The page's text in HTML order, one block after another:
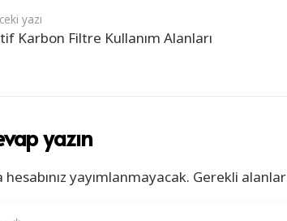
yazı
Karbon Filtre Kullanım Alanları
yazın
hesabınız yayımlanmayacak. Gerekli alanlar